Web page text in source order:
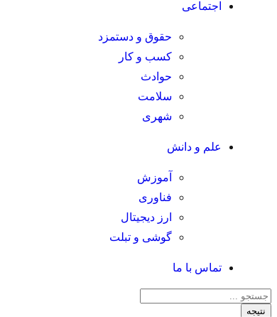
اجتماعی
حقوق و دستمزد
کسب و کار
حوادث
سلامت
شهری
علم و دانش
آموزش
فناوری
ارز دیجیتال
گوشی و تبلت
تماس با ما
نتیجه